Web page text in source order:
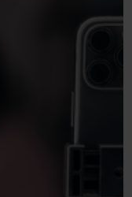
bewerk je je
(deel